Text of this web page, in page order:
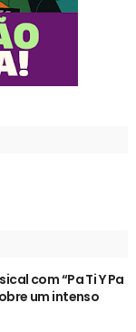
com “Pa Ti Y Pa
um intenso